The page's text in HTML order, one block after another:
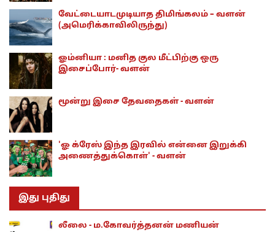
வேட்டையாடமுடியாத திமிங்கலம் – வளன்
(அமெரிக்காவிலிருந்து)
ஓம்னியா : மனித குல மீட்பிற்கு ஒரு
இசைப்போர்- வளன்
மூன்று இசை தேவதைகள் - வளன்
'ஓ க்ரேஸ் இந்த இரவில் என்னை இறுக்கி
அணைத்துக்கொள்' - வளன்
இது புதிது
லீலை - ம.கோவர்த்தனன் மணியன்